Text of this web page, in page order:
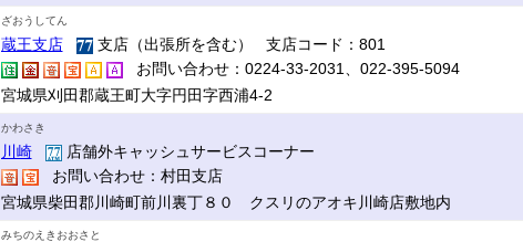
ざおうしてん
蔵王支店
支店（出張所を含む） 支店コード：801
お問い合わせ：0224-33-2031、022-395-5094
宮城県刈田郡蔵王町大字円田字西浦4-2
かわさき
川崎
店舗外キャッシュサービスコーナー
お問い合わせ：村田支店
宮城県柴田郡川崎町前川裏丁８０ クスリのアオキ川崎店敷地内
みちのえきおおさと